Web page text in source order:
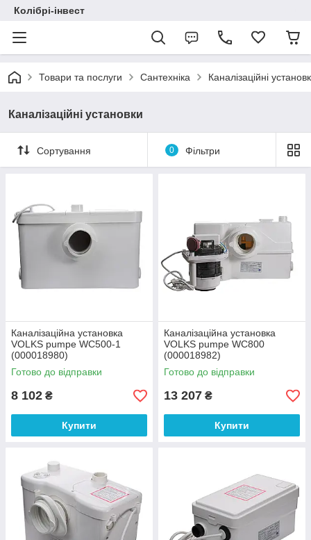
Колібрі-інвест
Товари та послуги Сантехніка Каналізаційні
Каналізаційні установки
Сортування 0 Фільтри
Каналізаційна установка
VOLKS pumpe WC500-1
(000018980)
Готово до відправки
8 102 ₴
Купити
Каналізаційна установка
VOLKS pumpe WC800
(000018982)
Готово до відправки
13 207 ₴
Купити